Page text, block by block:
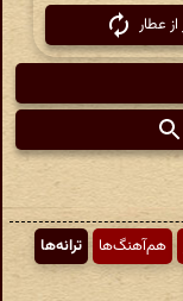
هم‌آهنگ‌ها
ترانه‌ها